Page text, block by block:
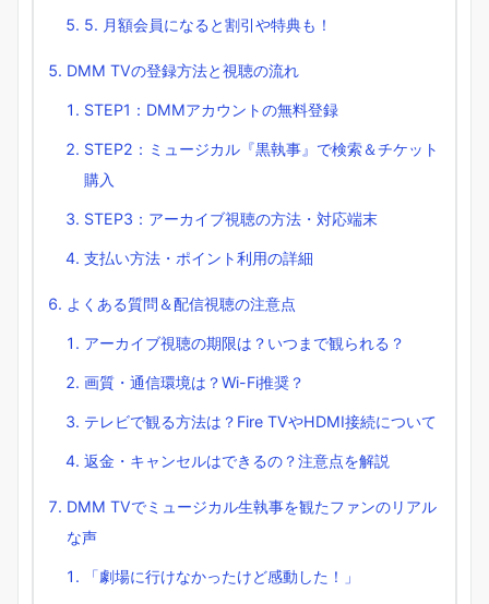
5. 月額会員になると割引や特典も！
DMM TVの登録方法と視聴の流れ
STEP1：DMMアカウントの無料登録
STEP2：ミュージカル『黒執事』で検索＆チケット
購入
STEP3：アーカイブ視聴の方法・対応端末
支払い方法・ポイント利用の詳細
よくある質問＆配信視聴の注意点
アーカイブ視聴の期限は？いつまで観られる？
画質・通信環境は？Wi-Fi推奨？
テレビで観る方法は？Fire TVやHDMI接続について
返金・キャンセルはできるの？注意点を解説
DMM TVでミュージカル生執事を観たファンのリアル
な声
「劇場に行けなかったけど感動した！」